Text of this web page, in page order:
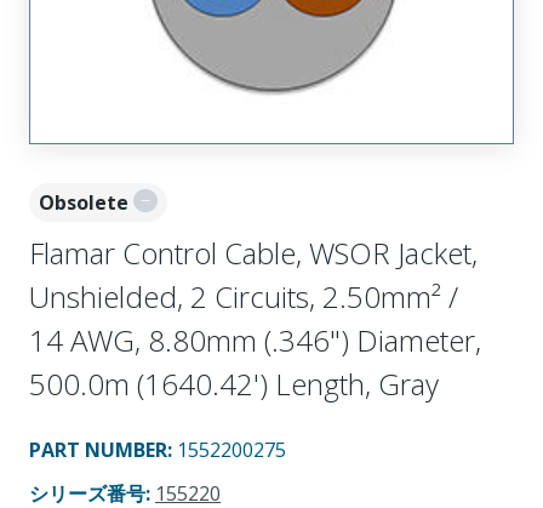
Obsolete
Flamar Control Cable, WSOR Jacket,
Unshielded, 2 Circuits, 2.50mm² /
14 AWG, 8.80mm (.346") Diameter,
500.0m (1640.42') Length, Gray
PART NUMBER: 1552200275
シリーズ番号: 155220